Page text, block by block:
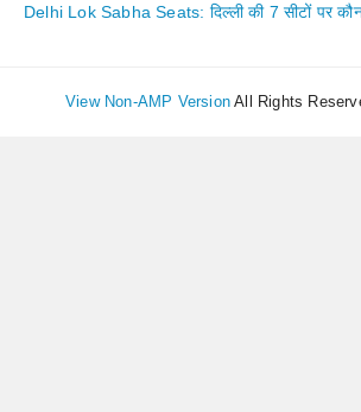
Delhi Lok Sabha Seats: दिल्ली की 7 सीटों पर
View Non-AMP Version All Rights